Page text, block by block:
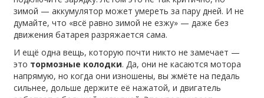
зимой — аккумулятор может умереть за пару дней. И не
думайте, что «всё равно зимой не езжу» — даже без
движения батарея разряжается сама.
И ещё одна вещь, которую почти никто не замечает —
это тормозные колодки. Да, они не касаются мотора
напрямую, но когда они изношены, вы жмёте на педаль
сильнее, дольше держите её нажатой, и двигатель